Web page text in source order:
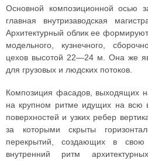
Основной композиционной осью
главная внутризаводская
Архитектурный облик ее
модельного, кузнечного,
цехов высотой 22—24 м. Она же
для грузовых и людских потоков.
Композиция фасадов, выходящих
на крупном ритме идущих на всю
поверхностей и узких ребер
за которыми скрыты
перекрытий, создающих в свою
внутренний ритм